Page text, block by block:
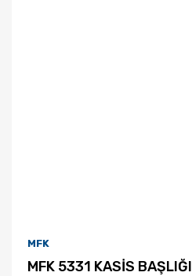
MFK
MFK 5331 KASİS BAŞLIĞI